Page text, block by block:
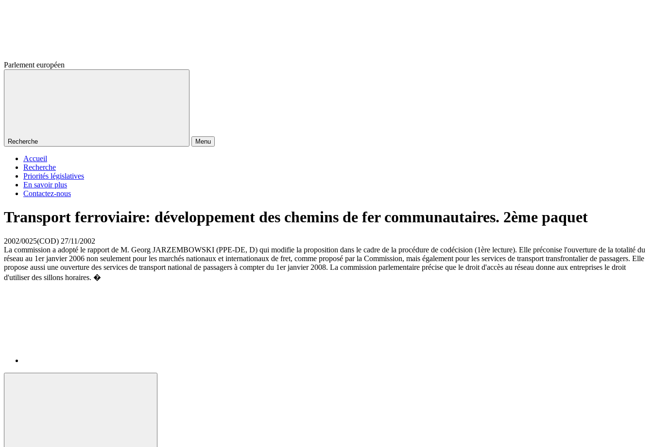
Parlement européen
Recherche Menu
Accueil
Recherche
Priorités législatives
En savoir plus
Contactez-nous
Transport ferroviaire: développement des chemins de fer communautaires. 2ème paquet
2002/0025(COD) 27/11/2002
La commission a adopté le rapport de M. Georg JARZEMBOWSKI (PPE-DE, D) qui modifie la proposition dans le cadre de la procédure de codécision (1ère lecture). Elle préconise l'ouverture de la totalité du
réseau au 1er janvier 2006 non seulement pour les marchés nationaux et internationaux de fret, comme proposé par la Commission, mais également pour les services de transport transfrontalier de passagers. Elle
propose aussi une ouverture des services de transport national de passagers à compter du 1er janvier 2008. La commission parlementaire précise que le droit d'accès au réseau donne aux entreprises le droit
d'utiliser des sillons horaires. �